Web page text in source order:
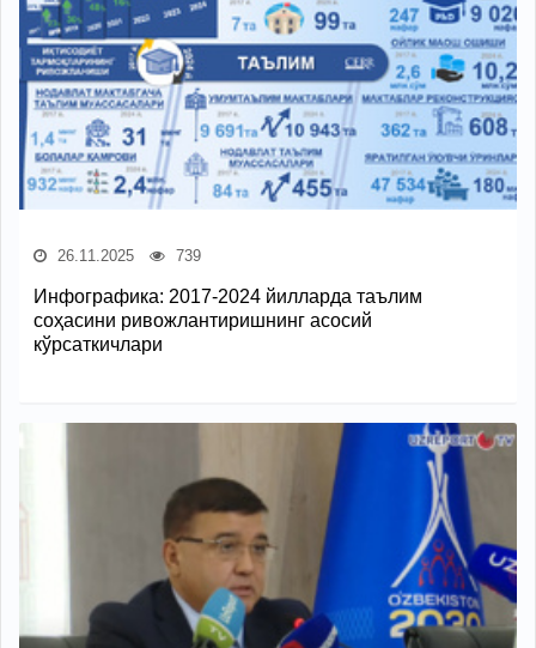
26.11.2025 739
Инфографика: 2017-2024 йилларда таълим
соҳасини ривожлантиришнинг асосий
кўрсаткичлари